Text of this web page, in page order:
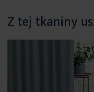
Z tej tkaniny